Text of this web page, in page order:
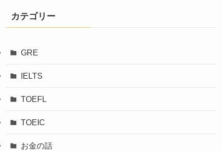
カテゴリー
GRE
IELTS
TOEFL
TOEIC
お金の話